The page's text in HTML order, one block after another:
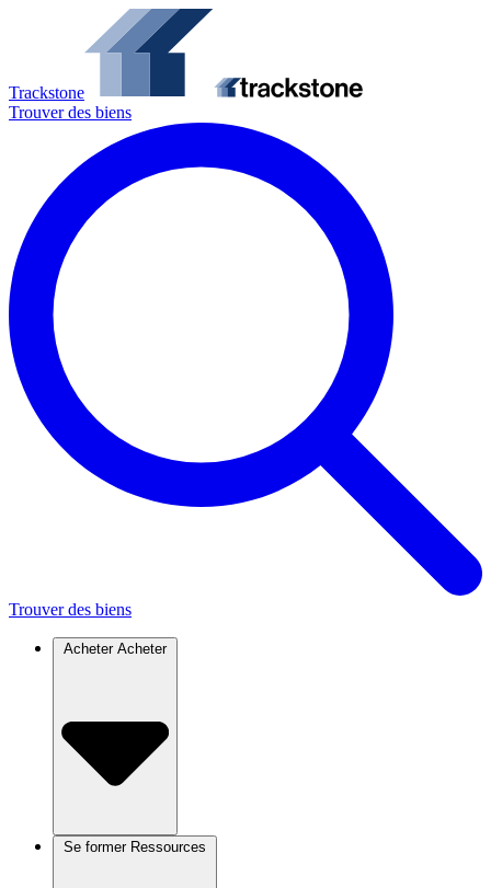
Trackstone
Trouver des biens
Trouver des biens
Acheter Acheter
Se former